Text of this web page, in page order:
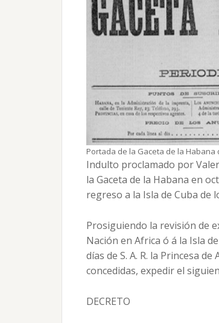
Portada de la Gaceta de la Habana
Indulto proclamado por
la Gaceta de la Habana en
regreso a la Isla de Cuba
Prosiguiendo la revisión de
Nación en Africa ó á la Isla
días de S. A. R. la Princesa
concedidas, expedir el
DECRETO